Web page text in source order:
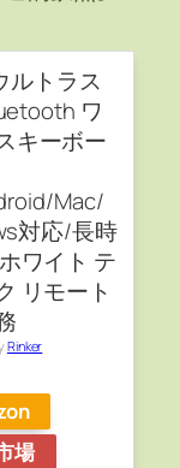
ルトラス
ワ
キーボー
Mac/
対応/長時
ワイト テ
リモート
Rinker
場